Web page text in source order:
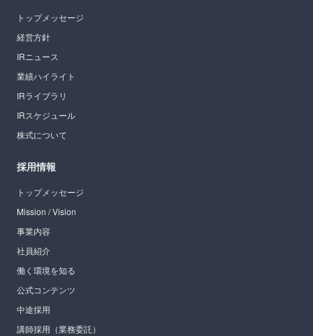
トップメッセージ
経営方針
IRニュース
業績ハイライト
IRライブラリ
IRスケジュール
株式について
採用情報
トップメッセージ
Mission / Vision
事業内容
社員紹介
働く環境を知る
公式コンテンツ
中途採用
講師採用（業務委託）